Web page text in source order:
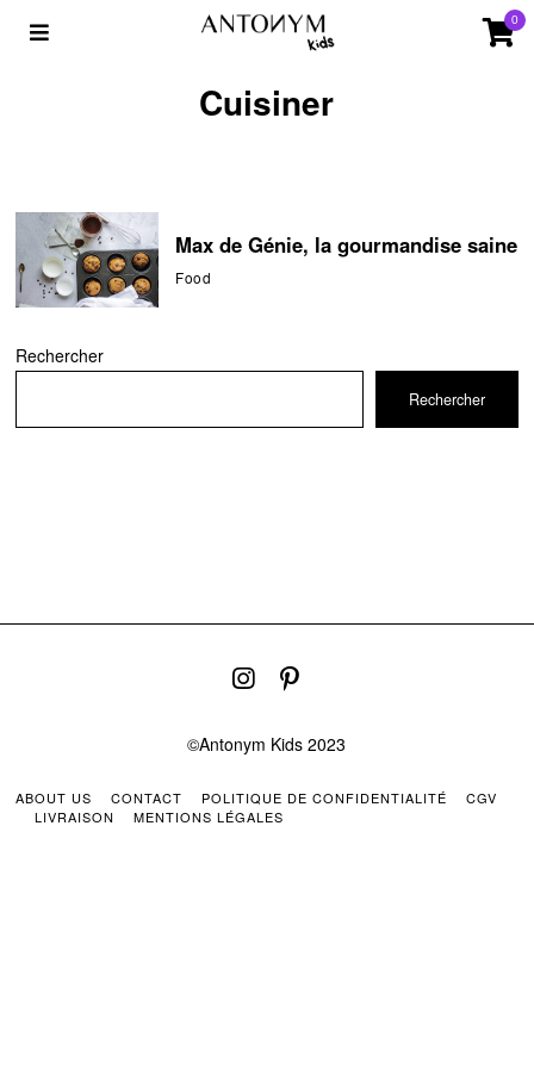
0
Cuisiner
Max de Génie, la gourmandise saine
Food
Rechercher
Rechercher
©Antonym Kids 2023
ABOUT US CONTACT POLITIQUE DE CONFIDENTIALITÉ
CGV
LIVRAISON
MENTIONS LÉGALES